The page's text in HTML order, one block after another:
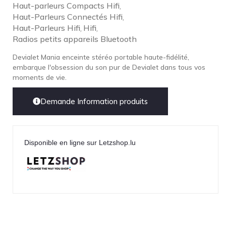
Haut-parleurs Compacts Hifi,
Haut-Parleurs Connectés Hifi,
Haut-Parleurs Hifi, Hifi,
Radios petits appareils Bluetooth
Devialet Mania enceinte stéréo portable haute-fidélité,
embarque l'obsession du son pur de Devialet dans tous vos
moments de vie.
Demande Information produits
Disponible en ligne sur Letzshop.lu